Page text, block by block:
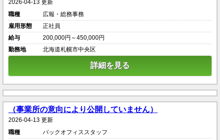
2026-04-13 更新
職種
広報・総務事務
雇用形態
正社員
給与
200,000円～450,000円
勤務地
北海道札幌市中央区
詳細を見る
（事業所の意向により公開していません）
2026-04-13 更新
職種
バックオフィススタッフ